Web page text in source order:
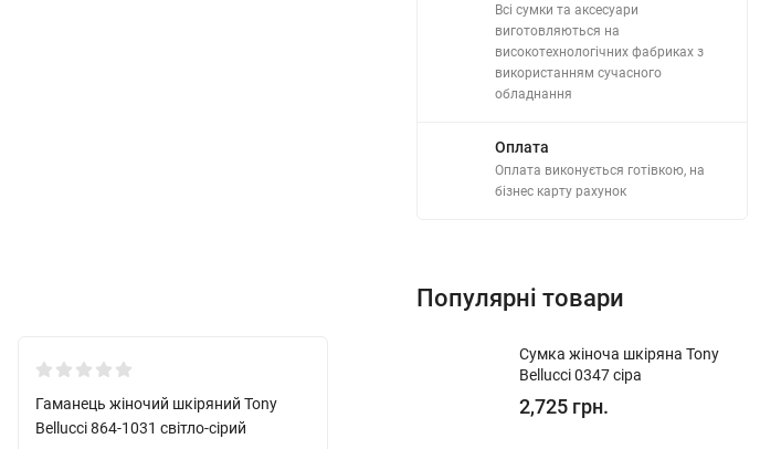
Хіт!
Гаманець жіночий шкіряний Tony
Bellucci 864-1031 світло-сірий
Гаманець жіночий шкіряний Tony
Всі сумки та аксесуари
виготовляються на
високотехнологічних фабриках з
використанням сучасного
обладнання
Оплата
Оплата виконується готівкою, на
бізнес карту рахунок
Популярні товари
​Сумка жіноча шкіряна Tony
Bellucci 0347 сіра
2,725 грн.